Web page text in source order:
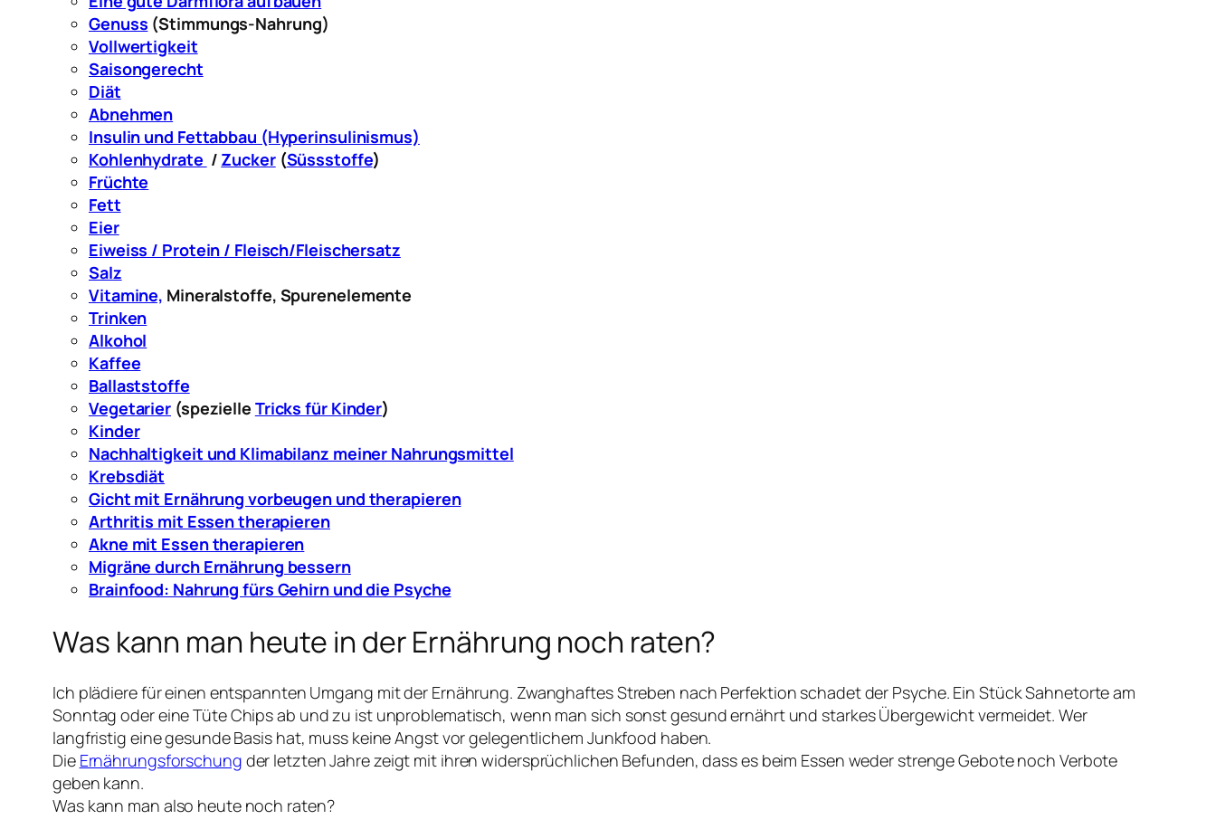
Genuss (Stimmungs-Nahrung)
Vollwertigkeit
Saisongerecht
Diät
Abnehmen
Insulin und Fettabbau (Hyperinsulinismus)
Kohlenhydrate / Zucker (Süssstoffe)
Früchte
Fett
Eier
Eiweiss / Protein / Fleisch/Fleischersatz
Salz
Vitamine, Mineralstoffe, Spurenelemente
Trinken
Alkohol
Kaffee
Ballaststoffe
Vegetarier (spezielle Tricks für Kinder)
Kinder
Nachhaltigkeit und Klimabilanz meiner Nahrungsmittel
Krebsdiät
Gicht mit Ernährung vorbeugen und therapieren
Arthritis mit Essen therapieren
Akne mit Essen therapieren
Migräne durch Ernährung bessern
Brainfood: Nahrung fürs Gehirn und die Psyche
Was kann man heute in der Ernährung noch raten?
Ich plädiere für einen entspannten Umgang mit der Ernährung. Zwanghaftes Streben nach Perfektion schadet der Psyche. Ein Stück Sahnetorte am
Sonntag oder eine Tüte Chips ab und zu ist unproblematisch, wenn man sich sonst gesund ernährt und starkes Übergewicht vermeidet. Wer
langfristig eine gesunde Basis hat, muss keine Angst vor gelegentlichem Junkfood haben.
Die Ernährungsforschung der letzten Jahre zeigt mit ihren widersprüchlichen Befunden, dass es beim Essen weder strenge Gebote noch Verbote
geben kann.
Was kann man also heute noch raten?